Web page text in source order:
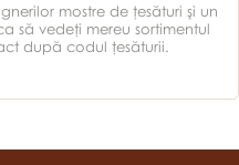
mostre de ţesături şi un
să vedeţi mereu sortimentul
după codul ţesăturii.